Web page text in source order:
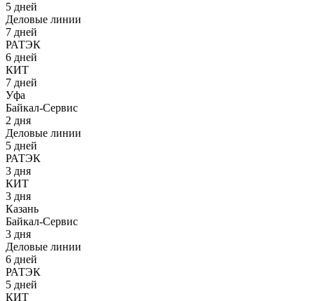
5 дней
Деловые линии
7 дней
РАТЭК
6 дней
КИТ
7 дней
Уфа
Байкал-Сервис
2 дня
Деловые линии
5 дней
РАТЭК
3 дня
КИТ
3 дня
Казань
Байкал-Сервис
3 дня
Деловые линии
6 дней
РАТЭК
5 дней
КИТ